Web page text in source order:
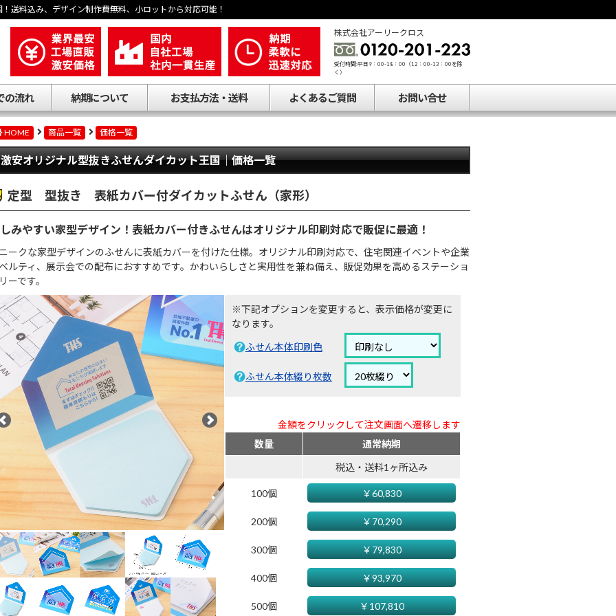
送料込み、デザイン制作費無料、小ロットから対応可能！
株式会社アーリークロス
受付時間:平日9：00-18：00（12：00-13：00を除
く）
の流れ 納期について お支払方法・送料 よくあるご質問 お問い合せ
HOME 商品一覧 価格一覧
激安オリジナル型抜きふせんダイカット王国｜価格一覧
定型 型抜き 表紙カバー付ダイカットふせん（家形）
みやすい家型デザイン！表紙カバー付きふせんはオリジナル印刷対応で販促に最適！
ークな家型デザインのふせんに表紙カバーを付けた仕様。オリジナル印刷対応で、住宅関連イベントや企業
ルティ、展示会での配布におすすめです。かわいらしさと実用性を兼ね備え、販促効果を高めるステーショ
ーです。
※下記オプションを変更すると、表示価格が変更に
なります。
ふせん本体印刷色
ふせん本体綴り枚数
金額をクリックして注文画面へ遷移します
数量
通常納期
税込・送料1ヶ所込み
100個 ￥60,830
200個 ￥70,290
300個 ￥79,830
400個 ￥93,970
500個 ￥107,810